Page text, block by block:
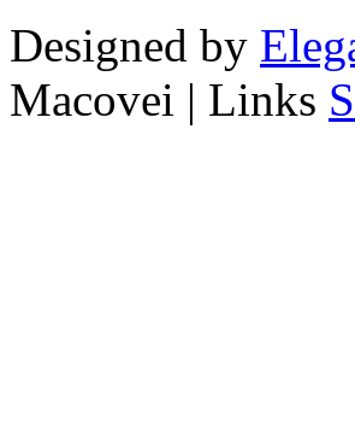
Designed by
Macovei | Links